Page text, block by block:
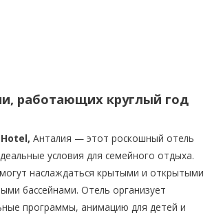
работающих круглый год
Анталия — этот роскошный отель
условия для семейного отдыха.
наслаждаться крытыми и открытыми
бассейнами. Отель организует
программы, анимацию для детей и